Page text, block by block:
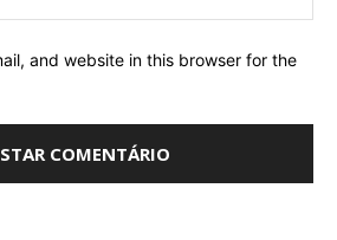
and website in this browser for the